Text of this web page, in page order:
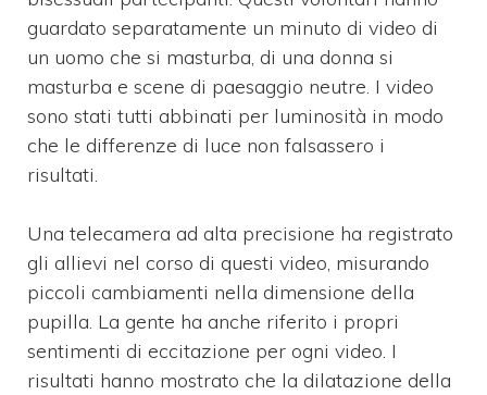
guardato separatamente un minuto di video di
un uomo che si masturba, di una donna si
masturba e scene di paesaggio neutre. I video
sono stati tutti abbinati per luminosità in modo
che le differenze di luce non falsassero i
risultati.
Una telecamera ad alta precisione ha registrato
gli allievi nel corso di questi video, misurando
piccoli cambiamenti nella dimensione della
pupilla. La gente ha anche riferito i propri
sentimenti di eccitazione per ogni video. I
risultati hanno mostrato che la dilatazione della